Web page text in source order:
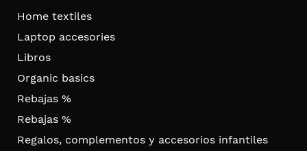
Home textiles
Laptop accesories
Libros
Organic basics
Rebajas %
Rebajas %
Regalos, complementos y accesorios infantiles